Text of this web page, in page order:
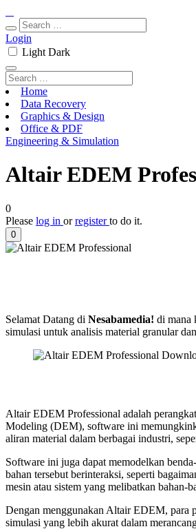
Login
Light Dark
Home
Data Recovery
Graphics & Design
Office & PDF
Engineering & Simulation
Altair EDEM
0
Please log in orregisterto do it.
0
Selamat Datang di Nesabamedia! di mana
simulasi untuk analisis material granular
Altair EDEM Professional adalah
Modeling (DEM), software ini
aliran material dalam berbagai industri,
Software ini juga dapat memodelkan
bahan tersebut berinteraksi, seperti
mesin atau sistem yang melibatkan bahan-
Dengan menggunakan Altair EDEM, para
simulasi yang lebih akurat dalam